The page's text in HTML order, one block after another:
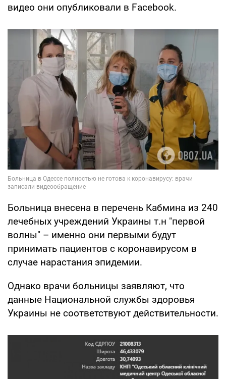
видео они опубликовали в Facebook.
Больница внесена в перечень Кабмина из 240
лечебных учреждений Украины т.н "первой
волны" – именно они первыми будут
принимать пациентов с коронавирусом в
случае нарастания эпидемии.
Однако врачи больницы заявляют, что
данные Национальной службы здоровья
Украины не соответствуют действительности.